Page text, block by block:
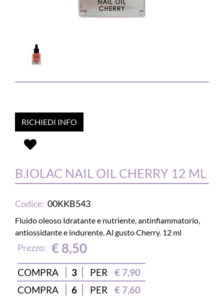
RICHIEDI INFO
B.IOLAC NAIL OIL CHERRY 12 ML
Codice: 00KKB543
Fluido oleoso Idratante e nutriente, antinfiammatorio,
antiossidante e indurente. Al gusto Cherry. 12 ml
Prezzo: € 8,50
COMPRA 3 PER
€ 7,90
COMPRA
6 PER € 7,60